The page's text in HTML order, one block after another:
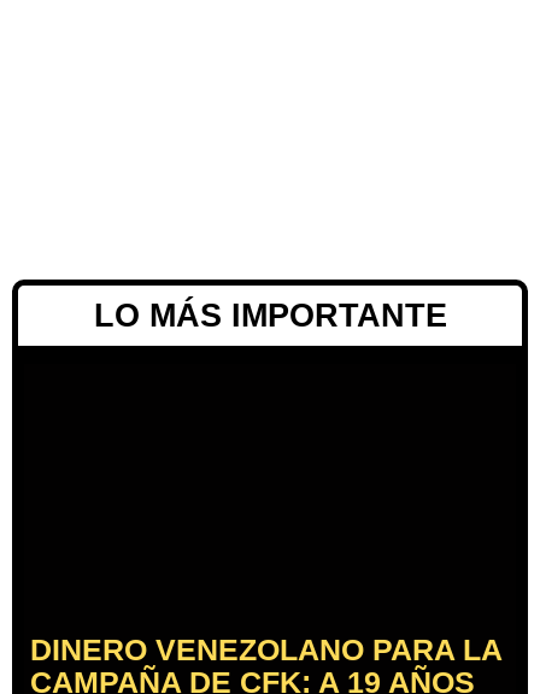
LO MÁS IMPORTANTE
DINERO VENEZOLANO PARA LA
CAMPAÑA DE CFK: A 19 AÑOS